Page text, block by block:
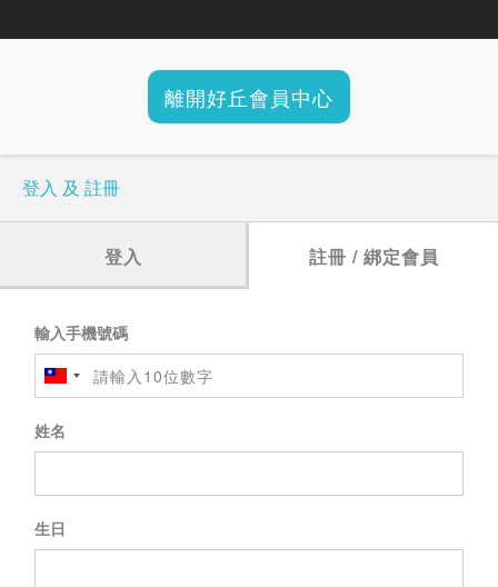
離開好丘會員中心
登入 及 註冊
登入 註冊 / 綁定會員
輸入手機號碼
姓名
生日